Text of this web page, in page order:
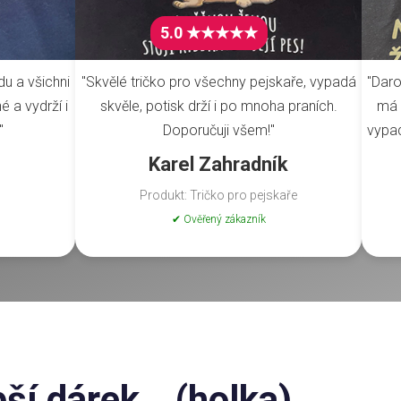
a všichni
a vydrží i
5.0 ★★★★★
"Skvělé tričko pro všechny pejskaře, vypadá
skvěle, potisk drží i po mnoha praních.
Doporučuji všem!"
Karel Zahradník
Produkt: Tričko pro pejskaře
✔ Ověřený zákazník
má